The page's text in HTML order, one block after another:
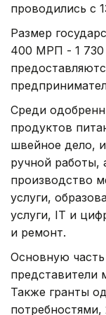
проводились с
Размер
400 МРП - 1 730
Среди
продуктов
швейное дело,
ручной работы,
производство
услуги,
услуги, IT и
и ремонт.
Основную часть
представители
Также гранты